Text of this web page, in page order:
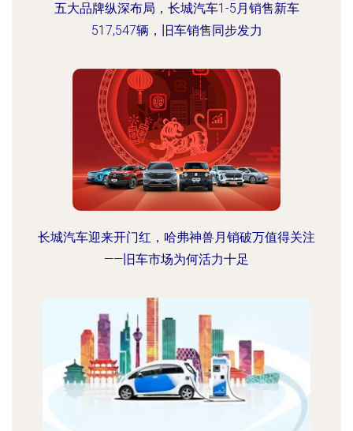
五大品牌纵深布局，长城汽车1-5月销售新车
517,547辆，旧车销售同步发力
长城汽车迎来开门红，哈弗神兽月销破万值得关注
——旧车市场为何活力十足